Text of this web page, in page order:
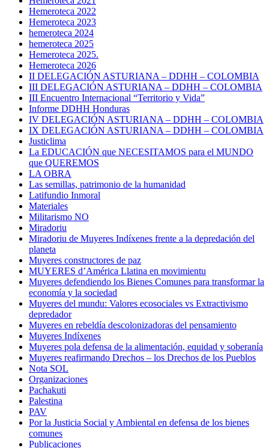
Hemeroteca 2022
Hemeroteca 2023
hemeroteca 2024
hemeroteca 2025
Hemeroteca 2025.
Hemeroteca 2026
II DELEGACIÓN ASTURIANA – DDHH – COLOMBIA
III DELEGACIÓN ASTURIANA – DDHH – COLOMBIA
III Encuentro Internacional “Territorio y Vida”
Informe DDHH Honduras
IV DELEGACIÓN ASTURIANA – DDHH – COLOMBIA
IX DELEGACIÓN ASTURIANA – DDHH – COLOMBIA
Justiclima
La EDUCACIÓN que NECESITAMOS para el MUNDO
que QUEREMOS
LA OBRA
Las semillas, patrimonio de la humanidad
Latifundio Inmoral
Materiales
Militarismo NO
Miradoriu
Miradoriu de Muyeres Indíxenes frente a la depredación del
planeta
Muyeres constructores de paz
MUYERES d’América Llatina en movimientu
Muyeres defendiendo los Bienes Comunes para transformar la
economía y la sociedad
Muyeres del mundu: Valores ecosociales vs Extractivismo
depredador
Muyeres en rebeldía descolonizadoras del pensamiento
Muyeres Indíxenes
Muyeres pola defensa de la alimentación, equidad y soberanía
Muyeres reafirmando Drechos – los Drechos de los Pueblos
Nota SOL
Organizaciones
Pachakuti
Palestina
PAV
Por la Justicia Social y Ambiental en defensa de los bienes
comunes
Publicaciones